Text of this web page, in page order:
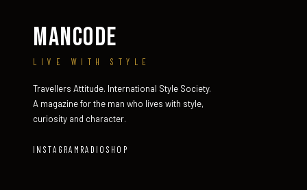
MANCODE
LIVE WITH STYLE
Travellers Attitude. International Style Society.
A magazine for the man who lives with style,
curiosity and character.
INSTAGRAM RADIO SHOP